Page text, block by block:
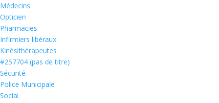
Médecins
Opticien
Pharmacies
Infirmiers libéraux
Kinésithérapeutes
#257704 (pas de titre)
Sécurité
Police Municipale
Social